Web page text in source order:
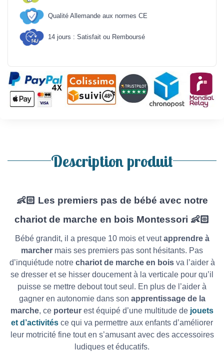
Qualité Allemande aux normes CE
14 jours : Satisfait ou Remboursé
Description produit
👶🏻 Les premiers pas de bébé avec notre
chariot de marche en bois Montessori 👶🏻
Bébé grandit, il a presque 10 mois et veutapprendre à
marcher mais ses premiers pas sont hésitants. Pas
d’inquiétude notre chariot de marche en boisva l’aider à
se dresser et se hisser doucement à la verticale pour qu’il
puisse se mettre debout tout seul. En plus de l’aider à
gagner en autonomie dans son apprentissage de la
marche, ce porteur est équipé d’une multitude de jouets
et d’activités ce qui va permettre aux enfants d’améliorer
leur motricité fine tout en s’amusant avec des accessoires
ludiques et éducatifs.